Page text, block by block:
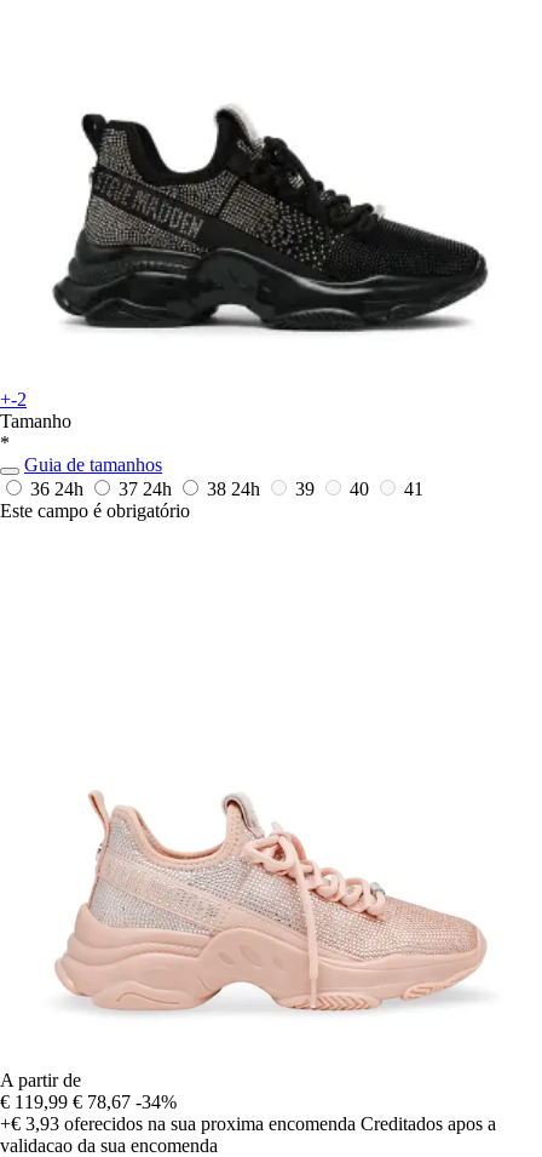
+-2
Tamanho
*
Guia de tamanhos
36 24h 37 24h 38 24h 39 40
41
Este campo é obrigatório
A partir de
€ 119,99 € 78,67 -34%
+€ 3,93 oferecidos na sua proxima encomenda Creditados apos a
validacao da sua encomenda